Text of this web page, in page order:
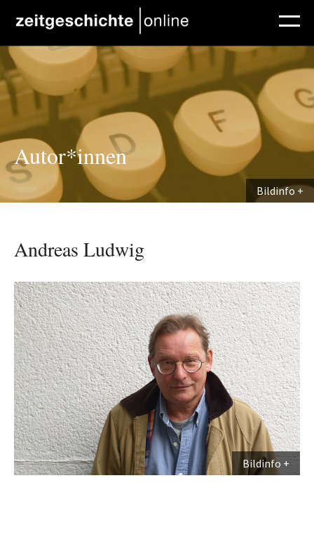
Direkt zum Inhalt
Autor*innen
Bildinfo
Andreas Ludwig
Bildinfo